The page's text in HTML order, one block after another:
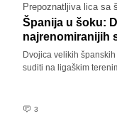
Prepoznatljiva lica sa
Španija u šoku:
najrenomiranijih
Dvojica velikih
suditi na ligaškim
3